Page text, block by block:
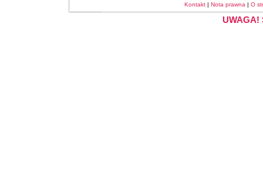
Kontakt | Nota prawna | O
UWAGA!